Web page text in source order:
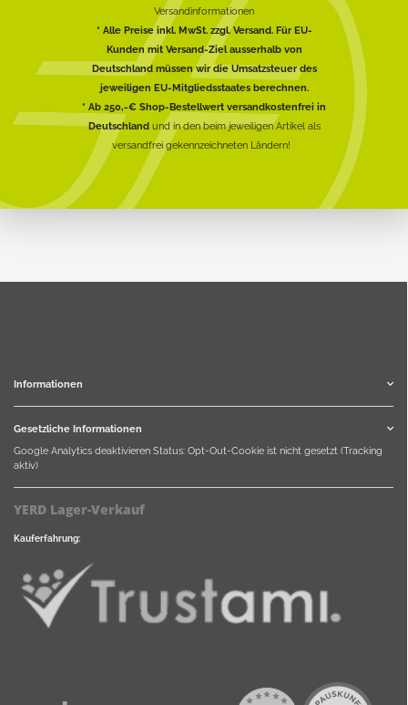
Versandinformationen
* Alle Preise inkl. MwSt. zzgl. Versand. Für EU-
Kunden mit Versand-Ziel ausserhalb von
Deutschland müssen wir die Umsatzsteuer des
jeweiligen EU-Mitgliedsstaates berechnen.
* Ab 250,-€ Shop-Bestellwert versandkostenfrei in
Deutschlandund in den beim jeweiligen Artikel als
versandfrei gekennzeichneten Ländern!
Informationen
Gesetzliche Informationen
Google Analytics deaktivieren Status: Opt-Out-Cookie ist nicht gesetzt (Tracking
aktiv)
YERD Lager-Verkauf
Kauferfahrung: